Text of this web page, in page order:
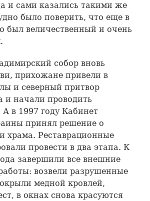
и сами казались такими же
было поверить, что еще в
был величественный и очень
собор вновь
прихожане привели в
и северный притвор
и начали проводить
в 1997 году Кабинет
принял решение о
храма. Реставрационные
провести в два этапа. К
завершили все внешние
возвели разрушенные
медной кровлей,
в окнах снова красуются